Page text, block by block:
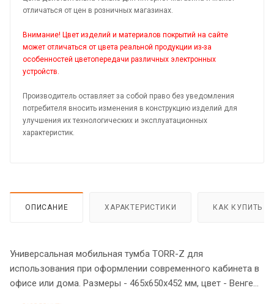
отличаться от цен в розничных магазинах.
Внимание! Цвет изделий и материалов покрытий на сайте
может отличаться от цвета реальной продукции из-за
особенностей цветопередачи различных электронных
устройств.
Производитель оставляет за собой право без уведомления
потребителя вносить изменения в конструкцию изделий для
улучшения их технологических и эксплуатационных
характеристик.
ОПИСАНИЕ ХАРАКТЕРИСТИКИ КАК КУПИТЬ
Универсальная мобильная тумба TORR-Z для
использования при оформлении современного кабинета в
офисе или дома. Размеры - 465х650х452 мм, цвет - Венге